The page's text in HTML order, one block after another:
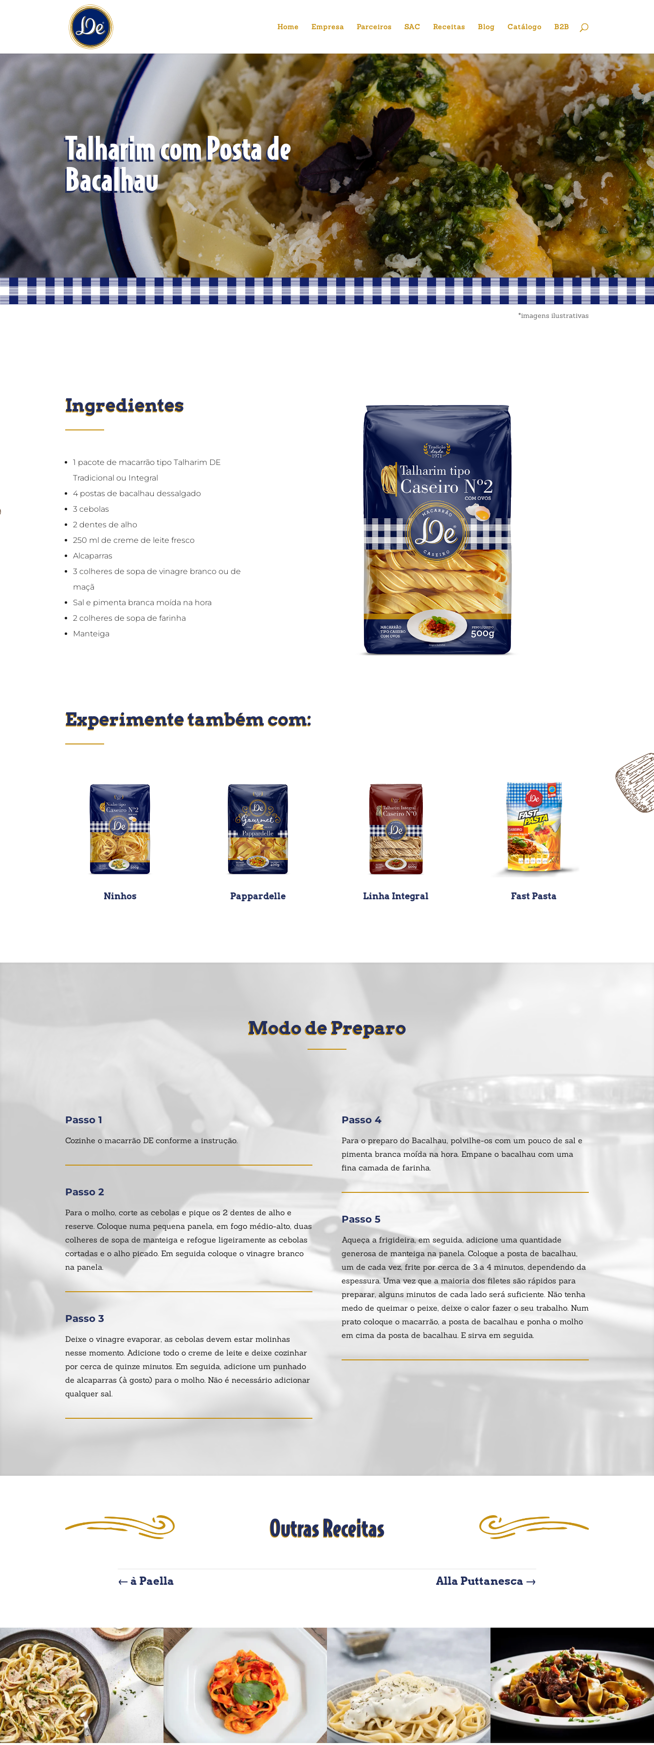
Home Empresa Parceiros SAC Receitas Blog Catálogo B2B
Talharim com Posta de
Bacalhau
*imagens ilustrativas
Ingredientes
1 pacote de macarrão tipo Talharim DE
Tradicional ou Integral
4 postas de bacalhau dessalgado
3 cebolas
2 dentes de alho
250 ml de creme de leite fresco
Alcaparras
3 colheres de sopa de vinagre branco ou de
maçã
Sal e pimenta branca moída na hora
2 colheres de sopa de farinha
Manteiga
Experimente também com:
Ninhos Pappardelle Linha Integral Fast Pasta
Modo de Preparo
Passo 1
Cozinhe o macarrão DE conforme a instrução.
Passo 2
Para o molho, corte as cebolas e pique os 2 dentes de alho e
reserve. Coloque numa pequena panela, em fogo médio-alto, duas
colheres de sopa de manteiga e refogue ligeiramente as cebolas
cortadas e o alho picado. Em seguida coloque o vinagre branco
na panela.
Passo 3
Deixe o vinagre evaporar, as cebolas devem estar molinhas
nesse momento. Adicione todo o creme de leite e deixe cozinhar
por cerca de quinze minutos. Em seguida, adicione um punhado
de alcaparras (à gosto) para o molho. Não é necessário adicionar
qualquer sal.
Passo 4
Para o preparo do Bacalhau, polvilhe-os com um pouco de sal e
pimenta branca moída na hora. Empane o bacalhau com uma
fina camada de farinha.
Passo 5
Aqueça a frigideira, em seguida, adicione uma quantidade
generosa de manteiga na panela. Coloque a posta de bacalhau,
um de cada vez, frite por cerca de 3 a 4 minutos, dependendo da
espessura. Uma vez que a maioria dos filetes são rápidos para
preparar, alguns minutos de cada lado será suficiente. Não tenha
medo de queimar o peixe, deixe o calor fazer o seu trabalho. Num
prato coloque o macarrão, a posta de bacalhau e ponha o molho
em cima da posta de bacalhau. E sirva em seguida.
Outras Receitas
← à Paella Alla Puttanesca →